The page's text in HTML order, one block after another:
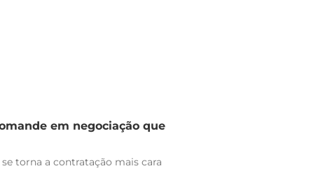
em negociação que
torna a contratação mais cara